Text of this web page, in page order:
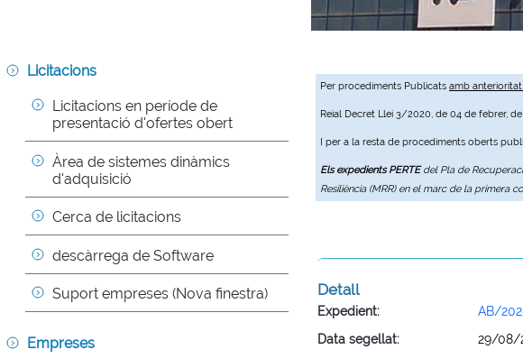
Per procediments Publicats amb
Reial Decret Llei 3/2020, de 04 de febrer,
I per a la resta de procediments oberts
Els expedients PERTEdel Pla de
Resiliència (MRR) en el marc de la primera
Licitacions
Licitacions en període de
presentació d'ofertes obert
Àrea de sistemes dinàmics
d'adquisició
Cerca de licitacions
descàrrega de Software
Suport empreses (Nova finestra)
Empreses
Detall
Expedient:
AB/
Data segellat:
29/08/